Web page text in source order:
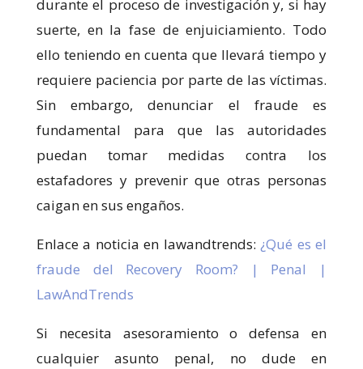
durante el proceso de investigación y, si hay
suerte, en la fase de enjuiciamiento. Todo
ello teniendo en cuenta que llevará tiempo y
requiere paciencia por parte de las víctimas.
Sin embargo, denunciar el fraude es
fundamental para que las autoridades
puedan tomar medidas contra los
estafadores y prevenir que otras personas
caigan en sus engaños.
Enlace a noticia en lawandtrends: ¿Qué es el
fraude del Recovery Room? | Penal |
LawAndTrends
Si necesita asesoramiento o defensa en
cualquier asunto penal, no dude en